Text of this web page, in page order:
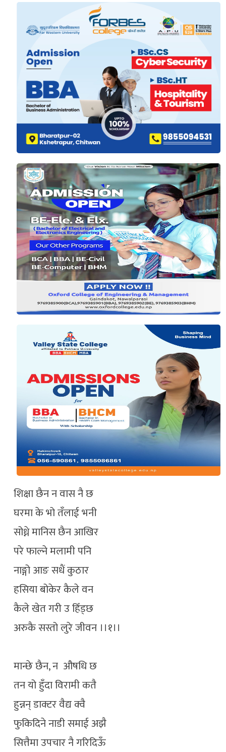
शिक्षा छैन न वास नै छ
घरमा के भो तँलाई भनी
सोध्ने मानिस छैन आखिर
परे फाल्ने मलामी पनि
नाङ्गो आङ सधैं कुठार
हसिया बोकेर कैले वन
कैले खेत गरी उ हिँड्छ
अरुकै सस्तो लुरे जीवन ।।१।।
मान्छे छैन, न औषधि छ
तन यो हुँदा विरामी कतै
हुन्नन् डाक्टर वैद्य क्वै
फुकिदिने नाडी समाई अझै
सित्तैमा उपचार नै गरिदिऊँ